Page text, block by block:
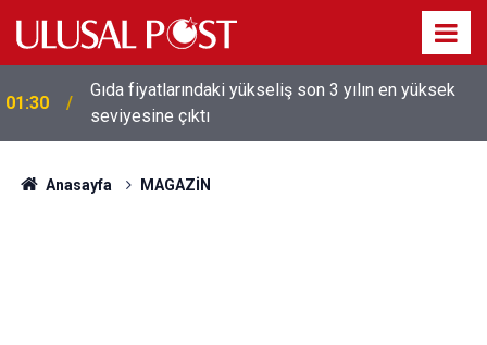
01:26
Galatasaray'dan sekiz kişi hakkında savcılığa suç
duyurusu
Anasayfa MAGAZİN